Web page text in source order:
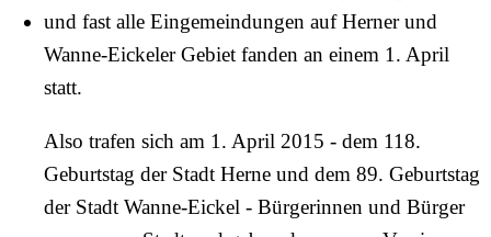
und fast alle Eingemeindungen auf Herner und
Wanne-Eickeler Gebiet fanden an einem 1. April
statt.
Also trafen sich am 1. April 2015 - dem 118.
Geburtstag der Stadt Herne und dem 89. Geburtstag
der Stadt Wanne-Eickel - Bürgerinnen und Bürger